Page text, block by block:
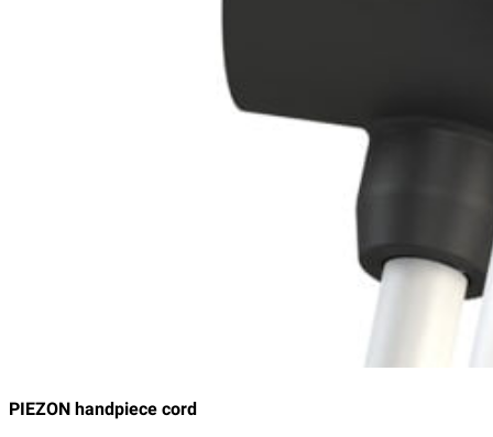
PIEZON handpiece cord